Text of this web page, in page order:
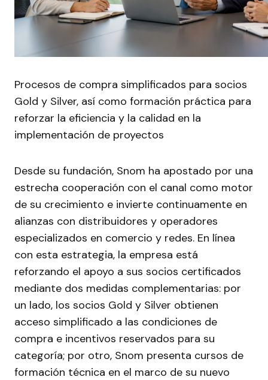
Procesos de compra simplificados para socios
Gold y Silver, así como formación práctica para
reforzar la eficiencia y la calidad en la
implementación de proyectos
Desde su fundación, Snom ha apostado por una
estrecha cooperación con el canal como motor
de su crecimiento e invierte continuamente en
alianzas con distribuidores y operadores
especializados en comercio y redes. En línea
con esta estrategia, la empresa está
reforzando el apoyo a sus socios certificados
mediante dos medidas complementarias: por
un lado, los socios Gold y Silver obtienen
acceso simplificado a las condiciones de
compra e incentivos reservados para su
categoría; por otro, Snom presenta cursos de
formación técnica en el marco de su nuevo